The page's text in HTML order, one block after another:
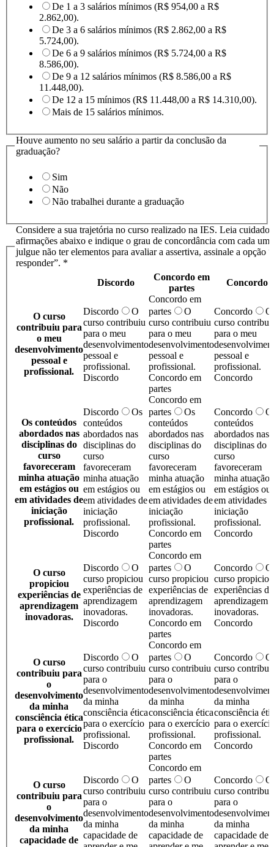
De 1 a 3 salários mínimos (R$ 954,00 a R$
2.862,00).
De 3 a 6 salários mínimos (R$ 2.862,00 a R$
5.724,00).
De 6 a 9 salários mínimos (R$ 5.724,00 a R$
8.586,00).
De 9 a 12 salários mínimos (R$ 8.586,00 a R$
11.448,00).
De 12 a 15 mínimos (R$ 11.448,00 a R$ 14.310,00).
Mais de 15 salários mínimos.
Houve aumento no seu salário a partir da conclusão da
graduação?
Sim
Não
Não trabalhei durante a graduação
Considere a sua trajetória no curso realizado na IES. Leia
afirmações abaixo e indique o grau de concordância com cada
julgue não ter elementos para avaliar a assertiva, assinale a opção
responder”. *
Discordo
Concordo em
partes
Concordo
O curso
contribuiu para
o meu
desenvolvimento
pessoal e
profissional.
Discordo
O
curso contribuiu
para o meu
desenvolvimento
pessoal e
profissional.
Discordo
Concordo em
partes
O
curso contribuiu
para o meu
desenvolvimento
pessoal e
profissional.
Concordo em
partes
Concordo
O
curso
para o meu
pessoal e
profissional.
Concordo
Os conteúdos
abordados nas
disciplinas do
curso
favoreceram
minha atuação
em estágios ou
em atividades de
iniciação
profissional.
Discordo
Os
conteúdos
abordados nas
disciplinas do
curso
favoreceram
minha atuação
em estágios ou
em atividades de
iniciação
profissional.
Discordo
Concordo em
partes
Os
conteúdos
abordados nas
disciplinas do
curso
favoreceram
minha atuação
em estágios ou
em atividades de
iniciação
profissional.
Concordo em
partes
Concordo
conteúdos
abordados nas
disciplinas do
curso
favoreceram
minha atuação
em estágios ou
em atividades
iniciação
profissional.
Concordo
O curso
propiciou
experiências de
aprendizagem
inovadoras.
Discordo
O
curso propiciou
experiências de
aprendizagem
inovadoras.
Discordo
Concordo em
partes
O
curso propiciou
experiências de
aprendizagem
inovadoras.
Concordo em
partes
Concordo
O
curso propiciou
experiências de
aprendizagem
inovadoras.
Concordo
O curso
contribuiu para
o
desenvolvimento
da minha
consciência ética
para o exercício
profissional.
Discordo
O
curso contribuiu
para o
desenvolvimento
da minha
consciência ética
para o exercício
profissional.
Discordo
Concordo em
partes
O
curso contribuiu
para o
desenvolvimento
da minha
consciência ética
para o exercício
profissional.
Concordo em
partes
Concordo
O
curso
para o
da minha
consciência
para o
profissional.
Concordo
O curso
contribuiu para
o
desenvolvimento
da minha
capacidade de
Discordo
O
curso contribuiu
para o
desenvolvimento
da minha
capacidade de
Concordo em
partes
O
curso contribuiu
para o
desenvolvimento
da minha
capacidade de
Concordo
O
curso
para o
da minha
capacidade de